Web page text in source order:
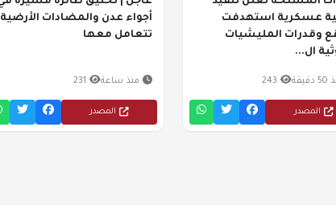
عسكرية استهدفت
وقدرات المليشيات
ال...
243
المصدر
أجواء عدن والمضادات الأرضية
تتعامل معها
منذ ساعة 231
المصدر